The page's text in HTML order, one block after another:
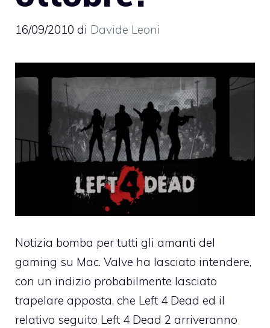
16/09/2010 di Davide Leoni
Notizia bomba per tutti gli amanti del
gaming su Mac. Valve ha lasciato intendere,
con un indizio probabilmente lasciato
trapelare apposta, che Left 4 Dead ed il
relativo seguito Left 4 Dead 2 arriveranno